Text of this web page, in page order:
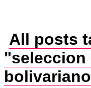
All posts
"seleccion